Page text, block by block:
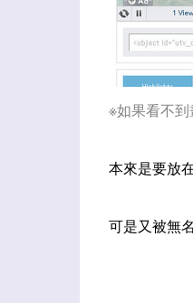
※如果看不到
本來是要放
可是又被無